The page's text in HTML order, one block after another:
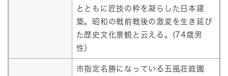
とともに匠技の粋を凝らした日本建
築。昭和の戦前戦後の激変を生き延び
た歴史文化景観と云える。(74歳男
性）
市指定名勝になっている五風荘庭園